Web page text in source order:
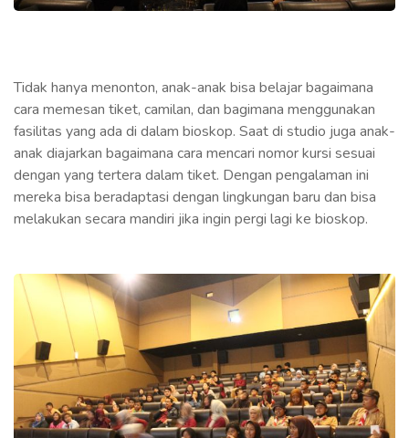
Tidak hanya menonton, anak-anak bisa belajar bagaimana
cara memesan tiket, camilan, dan bagimana menggunakan
fasilitas yang ada di dalam bioskop. Saat di studio juga anak-
anak diajarkan bagaimana cara mencari nomor kursi sesuai
dengan yang tertera dalam tiket. Dengan pengalaman ini
mereka bisa beradaptasi dengan lingkungan baru dan bisa
melakukan secara mandiri jika ingin pergi lagi ke bioskop.